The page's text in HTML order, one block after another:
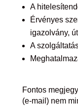
A
Érvényes
igazolvány,
A
Fontos
(e-mail) nem